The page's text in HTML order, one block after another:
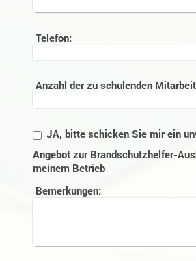
Telefon:
Anzahl der zu schulenden
JA, bitte schicken Sie mir ein
Angebot zur Brandschutzhelfer-
meinem Betrieb
Bemerkungen: